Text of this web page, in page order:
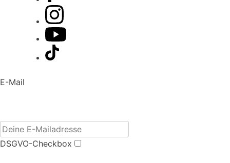
E-Mail
DSGVO-Checkbox